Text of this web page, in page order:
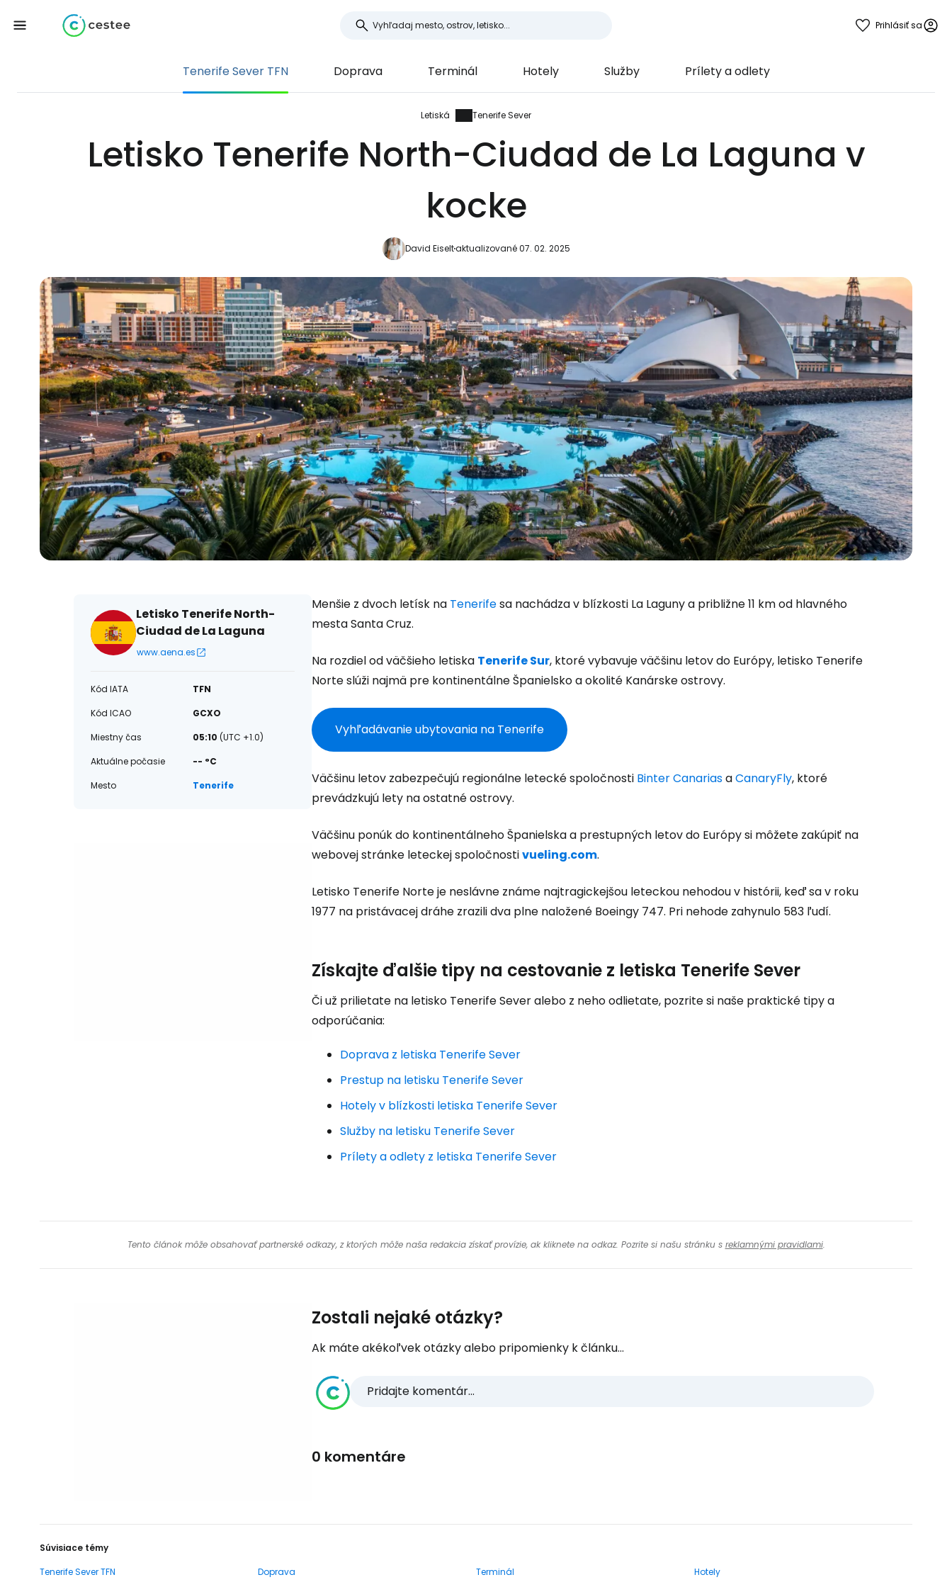
Prihlásiť sa
Tenerife Sever TFN Doprava Terminál Hotely Služby Prílety a odlety
Letiská Tenerife Sever
Letisko Tenerife North-Ciudad de La Laguna v
kocke
David Eiseltaktualizované 07. 02. 2025
Letisko Tenerife North-
Ciudad de La Laguna
www.aena.es
Kód IATA
TFN
Kód ICAO
GCXO
Miestny čas
05:10 (UTC +1.0)
Aktuálne počasie
-- °C
Mesto
Tenerife
Menšie z dvoch letísk na Tenerifesa nachádza v blízkosti La Laguny a približne 11 km od hlavného
mesta Santa Cruz.
Na rozdiel od väčšieho letiska Tenerife Sur, ktoré vybavuje väčšinu letov do Európy, letisko Tenerife
Norte slúži najmä pre kontinentálne Španielsko a okolité Kanárske ostrovy.
Vyhľadávanie ubytovania na Tenerife
Väčšinu letov zabezpečujú regionálne letecké spoločnosti Binter CanariasaCanaryFly, ktoré
prevádzkujú lety na ostatné ostrovy.
Väčšinu ponúk do kontinentálneho Španielska a prestupných letov do Európy si môžete zakúpiť na
webovej stránke leteckej spoločnostivueling.com.
Letisko Tenerife Norte je neslávne známe najtragickejšou leteckou nehodou v histórii, keď sa v roku
1977 na pristávacej dráhe zrazili dva plne naložené Boeingy 747. Pri nehode zahynulo 583 ľudí.
Získajte ďalšie tipy na cestovanie z letiska Tenerife Sever
Či už prilietate na letisko Tenerife Sever alebo z neho odlietate, pozrite si naše praktické tipy a
odporúčania:
Doprava z letiska Tenerife Sever
Prestup na letisku Tenerife Sever
Hotely v blízkosti letiska Tenerife Sever
Služby na letisku Tenerife Sever
Prílety a odlety z letiska Tenerife Sever
Tento článok môže obsahovať partnerské odkazy, z ktorých môže naša redakcia získať provízie, ak kliknete na odkaz. Pozrite si našu stránku s reklamnými pravidlami.
Zostali nejaké otázky?
Ak máte akékoľvek otázky alebo pripomienky k článku...
Pridajte komentár...
0 komentáre
Súvisiace témy
Tenerife Sever TFN
Doprava Terminál
Hotely
Prihláste sa do služby
Cestee
... celosvetovej komunity cestovateľov
Pokračovať so službou Google
Pokračovať na Facebooku